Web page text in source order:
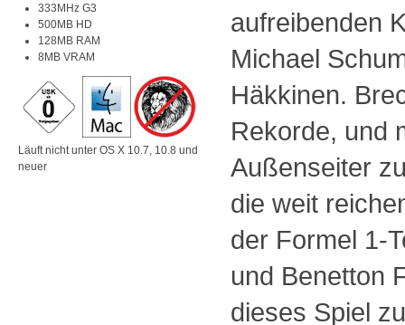
333MHz G3
500MB HD
128MB RAM
8MB VRAM
Läuft nicht unter OS X 10.7, 10.8 und
neuer
aufreibenden
Michael
Häkkinen.
Rekorde, und
Außenseiter
die weit
der Formel 1-
und Benetton
dieses Spiel